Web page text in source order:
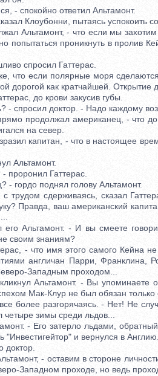
- спокойно ответил Альтамонт.
Клоубонни, пытаясь успокоить
Альтамонт, - что если мы захотим
попытаться проникнуть в пролив
спросил Гаттерас.
если полярные моря сделаются
дорогой как кратчайшей. Открытие
до крови закусив губы.
спросил доктор. - Надо каждому
продолжал американец, - что до
на север.
капитан, - что в настоящее
Альтамонт.
Гаттерас.
гордо поднял голову Альтамонт.
сдерживаясь, сказал
Правда, ваш американский
Альтамонт. - И вы смеете
своим знаниям?
- что имя этого самого Кейна
англичан Парри, Франклина,
Западным проходом...
Альтамонт. - Вы упоминаете
Мак-Клур не был обязан только
более разгорячаясь. - Нет! Не
четыре зимы среди льдов...
- Его затерло льдами,
"Инвестигейтор" и вернулся в Англию.
- оставим в стороне
Западном проходе, но ведь